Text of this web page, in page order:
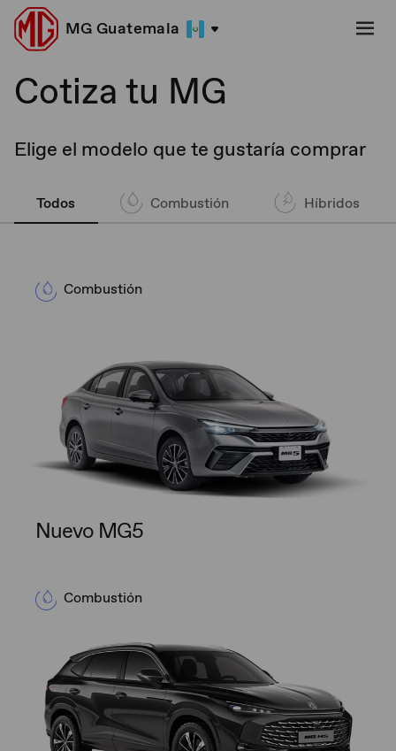
MG Guatemala
Cotiza tu MG
Elige el modelo que te gustaría comprar
Todos Combustión Híbridos
Combustión
Nuevo MG5
Combustión